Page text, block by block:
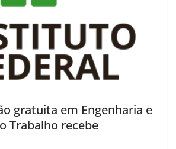
gratuita em Engenharia e
Trabalho recebe